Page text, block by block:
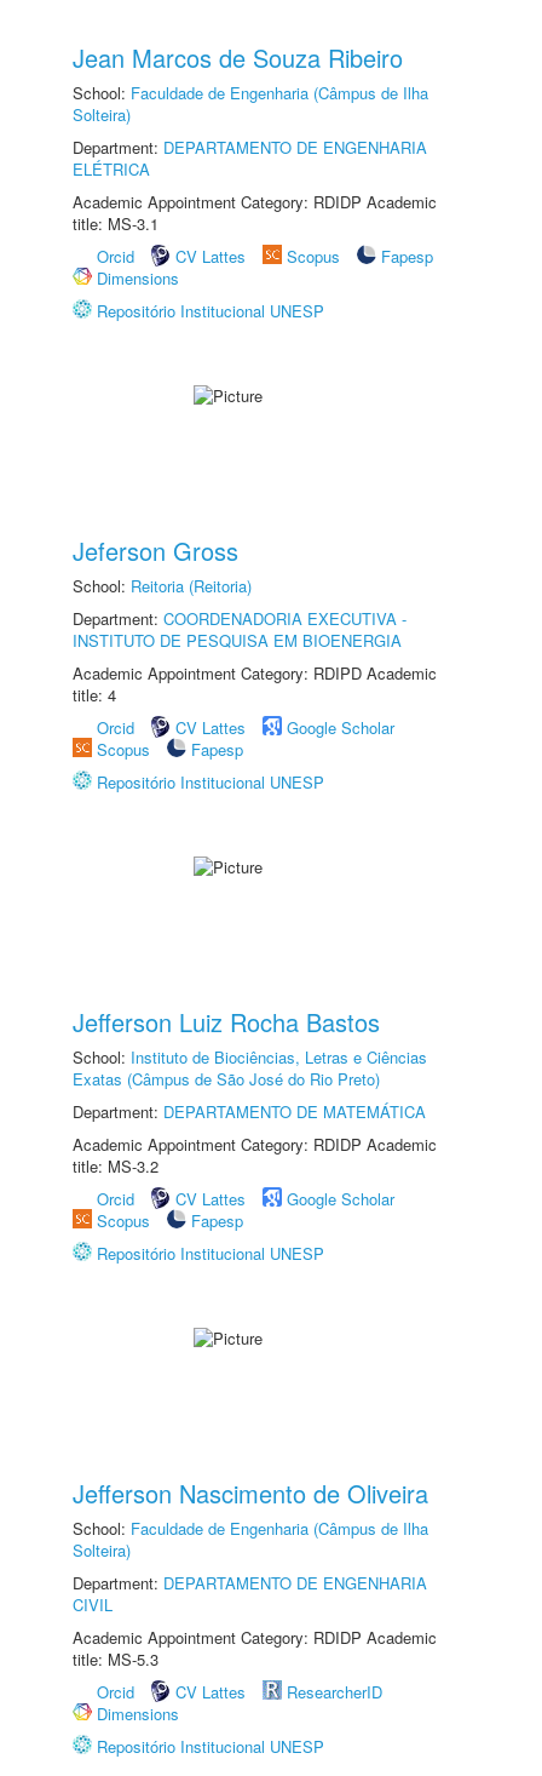
Jean Marcos de Souza Ribeiro
School: Faculdade de Engenharia (Câmpus de Ilha
Solteira)
Department: DEPARTAMENTO DE ENGENHARIA
ELÉTRICA
Academic Appointment Category: RDIDP Academic
title: MS-3.1
Orcid
CV Lattes Scopus
Fapesp
Dimensions
Repositório Institucional UNESP
Jeferson Gross
School: Reitoria (Reitoria)
Department: COORDENADORIA EXECUTIVA -
INSTITUTO DE PESQUISA EM BIOENERGIA
Academic Appointment Category: RDIPD Academic
title: 4
Orcid
CV Lattes
Google Scholar
Scopus
Fapesp
Repositório Institucional UNESP
Jefferson Luiz Rocha Bastos
School: Instituto de Biociências, Letras e Ciências
Exatas (Câmpus de São José do Rio Preto)
Department: DEPARTAMENTO DE MATEMÁTICA
Academic Appointment Category: RDIDP Academic
title: MS-3.2
Orcid
CV Lattes
Google Scholar
Scopus
Fapesp
Repositório Institucional UNESP
Jefferson Nascimento de Oliveira
School: Faculdade de Engenharia (Câmpus de Ilha
Solteira)
Department: DEPARTAMENTO DE ENGENHARIA
CIVIL
Academic Appointment Category: RDIDP Academic
title: MS-5.3
Orcid
CV Lattes
ResearcherID
Dimensions
Repositório Institucional UNESP